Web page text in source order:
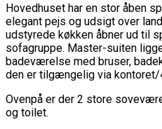
Hovedhuset har en stor åben
elegant pejs og udsigt over
udstyrede køkken åbner ud til
sofagruppe. Master-suiten
badeværelse med bruser,
den er tilgængelig via
Ovenpå er der 2 store
og toilet.